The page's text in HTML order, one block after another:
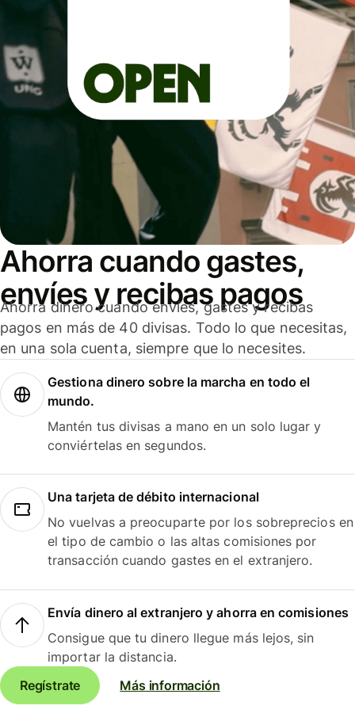
Ahorra cuando gastes,
envíes y recibas pagos
Ahorra dinero cuando envíes, gastes y recibas
pagos en más de 40 divisas. Todo lo que necesitas,
en una sola cuenta, siempre que lo necesites.
Gestiona dinero sobre la marcha en todo el
mundo.
Mantén tus divisas a mano en un solo lugar y
conviértelas en segundos.
Una tarjeta de débito internacional
No vuelvas a preocuparte por los sobreprecios en
el tipo de cambio o las altas comisiones por
transacción cuando gastes en el extranjero.
Envía dinero al extranjero y ahorra en comisiones
Consigue que tu dinero llegue más lejos, sin
importar la distancia.
Regístrate
Más información